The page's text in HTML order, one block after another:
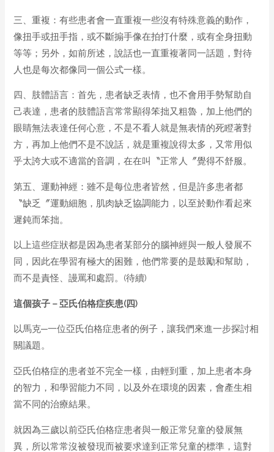
三、重複：有些患者會一直重複一些沒有特殊意義的動作，
像扭手或扭手指，或不斷搧手像在拍打什麼，或有全身扭動
等等；另外，如前所述，說話也一直重複著同一話題，對待
人也是每次都像同一個公式一樣。
四、肢體語言：首先，患者缺乏表情，也不會用手勢幫助自
己表達，患者的肢體語言常常顯得笨拙又粗魯，加上他們的
眼睛無法表達任何心意，不是不看人就是無表情的死瞪著對
方，再加上他們不是不說話，就是重複說得太多，又常用似
乎太誇大或不適當的音調，在在叫〝正常人〞覺得不舒服。
第五、運動神經：雖不是每位患者皆然，但是許多患者都
〝缺乏〞運動細胞，肌肉缺乏協調能力，以至於動作看起來
遲鈍而笨拙。
以上這些症狀都是因為患者某部分的腦神經與一般人發展不
同，因此在學習有極大的困難，他們常要的是鼓勵和幫助，
而不是責怪、謾罵和處罰。(待續)
這個孩子 －亞氏伯格症疾患(四)
以馬克─一位亞氏伯格症患者的例子，讓我們來進一步探討相
關議題。
亞氏伯格症的患者並不完全一樣，由輕到重，加上患者本身
的智力，和學習能力不同，以及外在環境的因素，會產生相
當不同的治療結果。
就因為三歲以前亞氏伯格症患者與一般正常兒童的發展無
異，所以常常沒被發現而被要求達到正常兒童的標準，這對